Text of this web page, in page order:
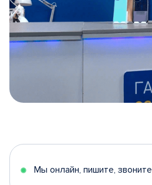
5
Мы онлайн, пишите, звоните